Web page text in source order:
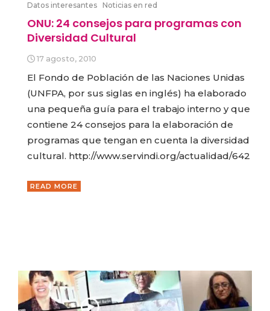
Datos interesantes Noticias en red
ONU: 24 consejos para programas con
Diversidad Cultural
17 agosto, 2010
El Fondo de Población de las Naciones Unidas
(UNFPA, por sus siglas en inglés) ha elaborado
una pequeña guía para el trabajo interno y que
contiene 24 consejos para la elaboración de
programas que tengan en cuenta la diversidad
cultural. http://www.servindi.org/actualidad/642
READ MORE